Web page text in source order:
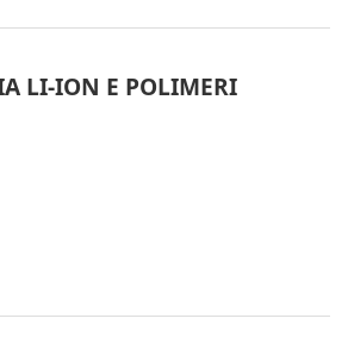
LI-ION E POLIMERI